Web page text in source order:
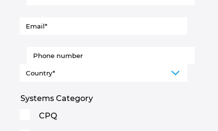
Systems Category
CPQ
Japan
Lithuania